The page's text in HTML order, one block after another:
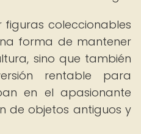
coleccionables
forma de mantener
sino que también
rentable para
en el apasionante
de objetos antiguos y